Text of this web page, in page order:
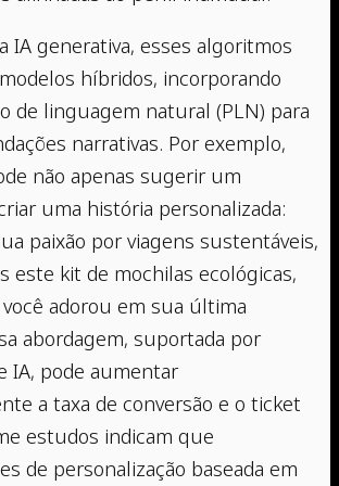
IA generativa, esses algoritmos
híbridos, incorporando
de linguagem natural (PLN) para
narrativas. Por exemplo,
não apenas sugerir um
uma história personalizada:
paixão por viagens sustentáveis,
este kit de mochilas ecológicas,
adorou em sua última
abordagem, suportada por
IA, pode aumentar
a taxa de conversão e o ticket
estudos indicam que
de personalização baseada em